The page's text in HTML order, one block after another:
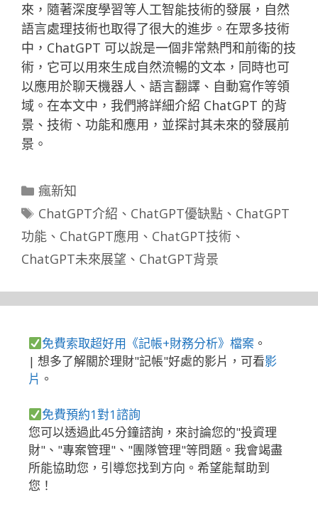
來，隨著深度學習等人工智能技術的發展，自然
語言處理技術也取得了很大的進步。在眾多技術
中，ChatGPT 可以說是一個非常熱門和前衛的技
術，它可以用來生成自然流暢的文本，同時也可
以應用於聊天機器人、語言翻譯、自動寫作等領
域。在本文中，我們將詳細介紹 ChatGPT 的背
景、技術、功能和應用，並探討其未來的發展前
景。
分
類
瘋新知
標
籤
ChatGPT介紹 、 ChatGPT優缺點、 ChatGPT
功能 、 ChatGPT應用 、 ChatGPT技術 、
ChatGPT未來展望 、 ChatGPT背景
免費索取超好用《記帳+財務分析》檔案 。
| 想多了解關於理財"記帳"好處的影片，可看影
片 。
免費預約1對1諮詢
您可以透過此45分鐘諮詢，來討論您的"投資理
財"、"專案管理"、"團隊管理"等問題。我會竭盡
所能協助您，引導您找到方向。希望能幫助到
您！